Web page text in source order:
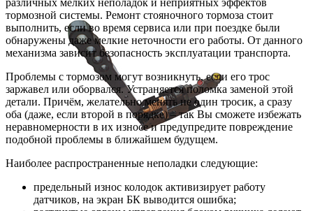
различных мелких неполадок и неприятных эффектов
тормозной системы. Ремонт стояночного тормоза стоит
выполнить, если во время сервиса или при поездке были
обнаружены даже мелкие неточности его работы. От данного
механизма зависит безопасность эксплуатации транспорта.
Проблемы с тормозом могут возникнуть, если его трос
заржавел или оборвался. Устраняется поломка заменой этой
детали. Причём, желательно менять не один тросик, а сразу
оба (даже, если второй в порядке) – так Вы сможете избежать
неравномерности в их износе и предупредите повреждение
подобной проблемы в ближайшем будущем.
Наиболее распространенные неполадки следующие:
предельный износ колодок активизирует работу
датчиков, на экран БК выводится ошибка;